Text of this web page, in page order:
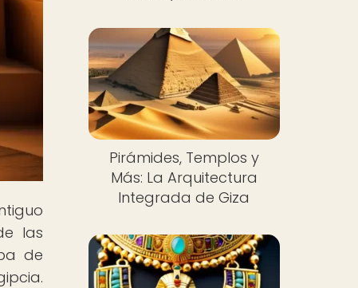
las
de
Pirámides, Templos y
Más: La Arquitectura
Integrada de Giza